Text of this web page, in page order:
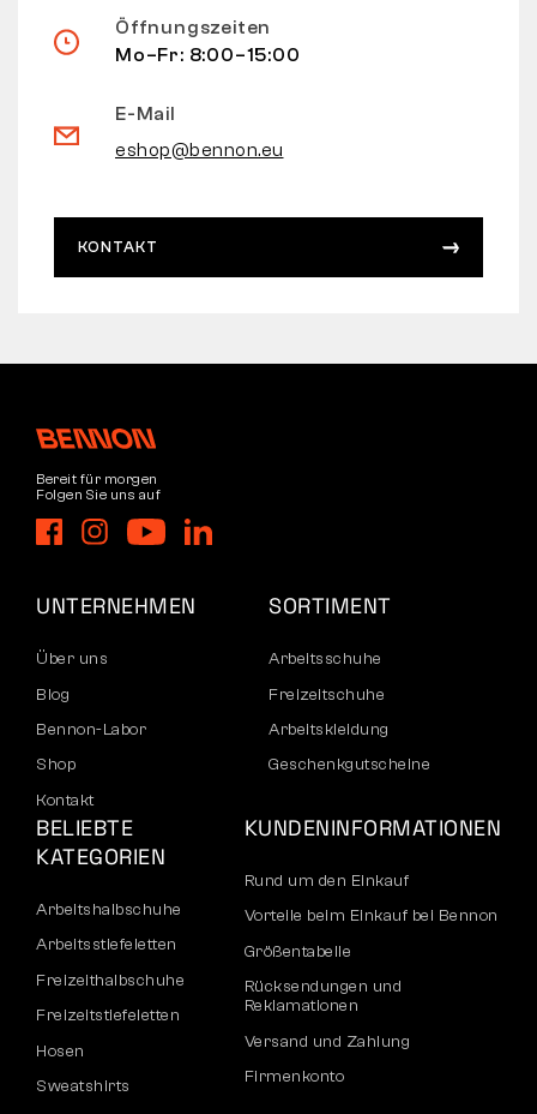
Öffnungszeiten
Mo–Fr: 8:00–15:00
E-Mail
eshop@bennon.eu
KONTAKT
Bereit für morgen
Folgen Sie uns auf
UNTERNEHMEN
Über uns
Blog
Bennon-Labor
Shop
Kontakt
SORTIMENT
Arbeitsschuhe
Freizeitschuhe
Arbeitskleidung
Geschenkgutscheine
BELIEBTE
KATEGORIEN
Arbeitshalbschuhe
Arbeitsstiefeletten
Freizeithalbschuhe
Freizeitstiefeletten
Hosen
Sweatshirts
KUNDENINFORMATIONEN
Rund um den Einkauf
Vorteile beim Einkauf bei Bennon
Größentabelle
Rücksendungen und
Reklamationen
Versand und Zahlung
Firmenkonto